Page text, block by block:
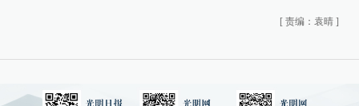
[ 责编：袁晴 ]